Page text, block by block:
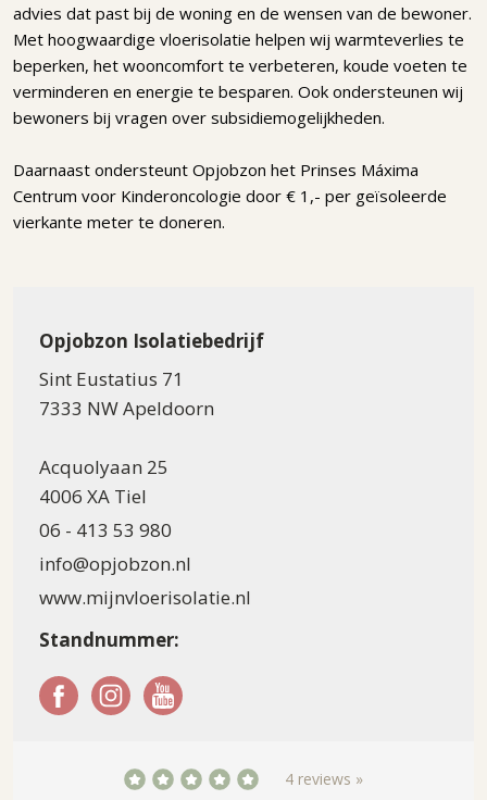
advies dat past bij de woning en de wensen van de bewoner.
Met hoogwaardige vloerisolatie helpen wij warmteverlies te
beperken, het wooncomfort te verbeteren, koude voeten te
verminderen en energie te besparen. Ook ondersteunen wij
bewoners bij vragen over subsidiemogelijkheden.
Daarnaast ondersteunt Opjobzon het Prinses Máxima
Centrum voor Kinderoncologie door € 1,- per geïsoleerde
vierkante meter te doneren.
Opjobzon Isolatiebedrijf
Sint Eustatius 71
7333 NW Apeldoorn
Acquolyaan 25
4006 XA Tiel
06 - 413 53 980
info@opjobzon.nl
www.mijnvloerisolatie.nl
Standnummer:
4 reviews »